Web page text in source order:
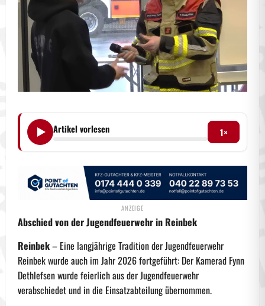
Artikel vorlesen 1×
Abschied von der Jugendfeuerwehr in Reinbek
Reinbek– Eine langjährige Tradition der Jugendfeuerwehr
Reinbek wurde auch im Jahr 2026 fortgeführt: Der Kamerad Fynn
Dethlefsen wurde feierlich aus der Jugendfeuerwehr
verabschiedet und in die Einsatzabteilung übernommen.